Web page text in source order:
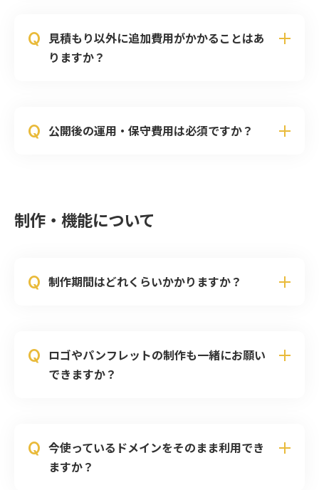
Q 見積もり以外に追加費用がかかることはあ
りますか？
Q 公開後の運用・保守費用は必須ですか？
制作・機能について
Q 制作期間はどれくらいかかりますか？
Q ロゴやパンフレットの制作も一緒にお願い
できますか？
Q 今使っているドメインをそのまま利用でき
ますか？